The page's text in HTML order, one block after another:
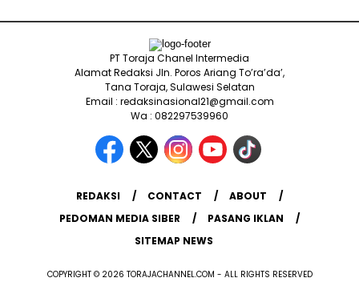
PT Toraja Chanel Intermedia
Alamat Redaksi Jln. Poros Ariang To’ra’da’,
Tana Toraja, Sulawesi Selatan
Email : redaksinasional21@gmail.com
Wa : 082297539960
REDAKSI CONTACT
ABOUT
PEDOMAN MEDIA SIBER
PASANG IKLAN
SITEMAP NEWS
COPYRIGHT © 2026 TORAJACHANNEL.COM - ALL RIGHTS RESERVED